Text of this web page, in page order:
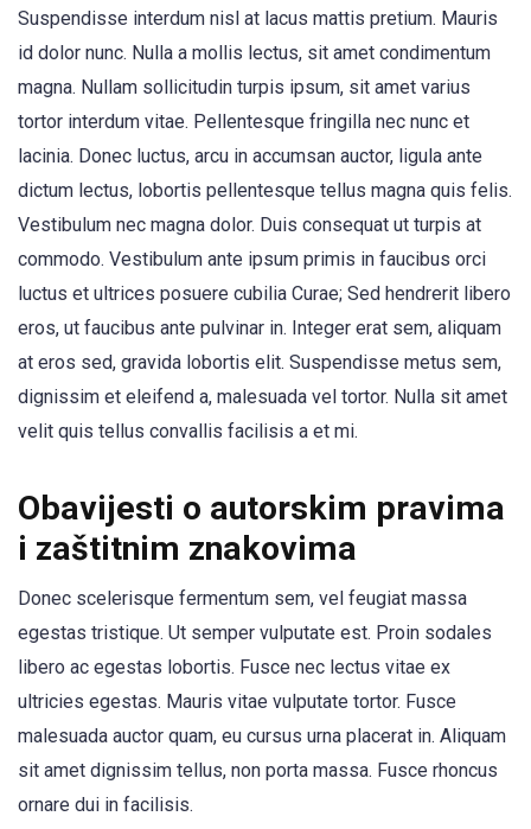
Suspendisse interdum nisl at lacus mattis pretium. Mauris
id dolor nunc. Nulla a mollis lectus, sit amet condimentum
magna. Nullam sollicitudin turpis ipsum, sit amet varius
tortor interdum vitae. Pellentesque fringilla nec nunc et
lacinia. Donec luctus, arcu in accumsan auctor, ligula ante
dictum lectus, lobortis pellentesque tellus magna quis felis.
Vestibulum nec magna dolor. Duis consequat ut turpis at
commodo. Vestibulum ante ipsum primis in faucibus orci
luctus et ultrices posuere cubilia Curae; Sed hendrerit libero
eros, ut faucibus ante pulvinar in. Integer erat sem, aliquam
at eros sed, gravida lobortis elit. Suspendisse metus sem,
dignissim et eleifend a, malesuada vel tortor. Nulla sit amet
velit quis tellus convallis facilisis a et mi.
Obavijesti o autorskim pravima
i zaštitnim znakovima
Donec scelerisque fermentum sem, vel feugiat massa
egestas tristique. Ut semper vulputate est. Proin sodales
libero ac egestas lobortis. Fusce nec lectus vitae ex
ultricies egestas. Mauris vitae vulputate tortor. Fusce
malesuada auctor quam, eu cursus urna placerat in. Aliquam
sit amet dignissim tellus, non porta massa. Fusce rhoncus
ornare dui in facilisis.